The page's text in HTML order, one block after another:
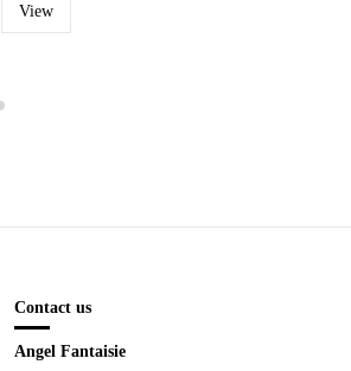
View
Contact us
Angel Fantaisie